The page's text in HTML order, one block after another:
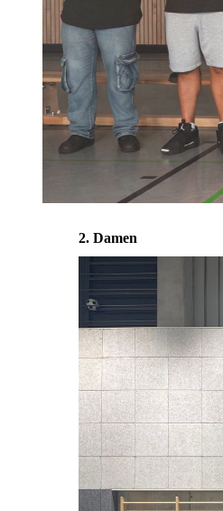
2. Damen